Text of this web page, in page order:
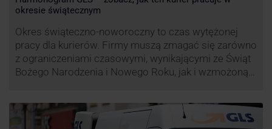
okresie świątecznym
Okres świąteczno-noworoczny to czas wytężonej
pracy dla kurierów. Firmy muszą zmagać się zarówno
z ograniczeniami czasowymi, wynikającymi ze Świąt
Bożego Narodzenia i Nowego Roku, jak i wzmożoną
firm. Zobacz harmonogram GLS na czas świąteczny!